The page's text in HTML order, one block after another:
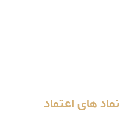
نماد های اعتماد